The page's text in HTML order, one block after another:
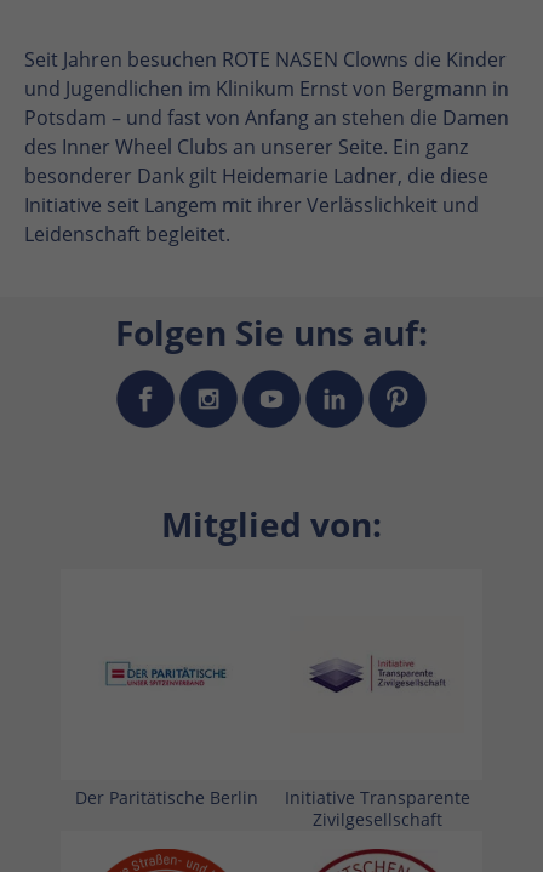
Seit Jahren besuchen ROTE NASEN Clowns die Kinder
und Jugendlichen im Klinikum Ernst von Bergmann in
Potsdam – und fast von Anfang an stehen die Damen
des Inner Wheel Clubs an unserer Seite. Ein ganz
besonderer Dank gilt Heidemarie Ladner, die diese
Initiative seit Langem mit ihrer Verlässlichkeit und
Leidenschaft begleitet.
Folgen Sie uns auf:
Mitglied von:
Der Paritätische Berlin
Initiative Transparente
Zivilgesellschaft